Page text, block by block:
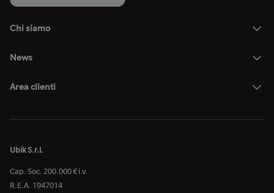
Chi siamo
News
Area clienti
Ubik S.r.l.
Cap. Soc. 200.000 € i.v.
R.E.A. 1947014